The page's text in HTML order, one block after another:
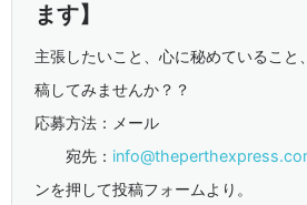
ます】
主張したいこと、心に秘めていること
稿してみませんか？？
応募方法：メール
宛先：
ンを押して投稿フォームより。